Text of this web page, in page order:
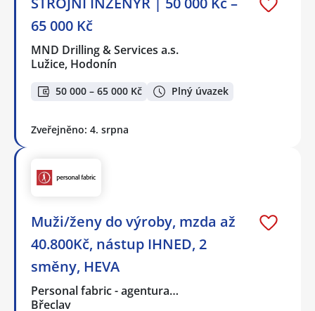
65 000 Kč
MND Drilling & Services a.s.
Lužice, Hodonín
50 000 – 65 000 Kč Plný úvazek
Zveřejněno: 4. srpna
Muži/ženy do výroby, mzda až
40.800Kč, nástup IHNED, 2
směny, HEVA
Personal fabric - agentura…
Břeclav